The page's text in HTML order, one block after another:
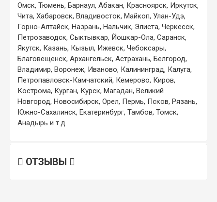
Омск, Тюмень, Барнаул, Абакан, Красноярск, Иркутск,
Чита, Хабаровск, Владивосток, Майкоп, Улан-Удэ,
Горно-Алтайск, Назрань, Нальчик, Элиста, Черкесск,
Петрозаводск, Сыктывкар, Йошкар-Ола, Саранск,
Якутск, Казань, Кызыл, Ижевск, Чебоксары,
Благовещенск, Архангельск, Астрахань, Белгород,
Владимир, Воронеж, Иваново, Калининград, Калуга,
Петропавловск-Камчатский, Кемерово, Киров,
Кострома, Курган, Курск, Магадан, Великий
Новгород, Новосибирск, Орел, Пермь, Псков, Рязань,
Южно-Сахалинск, Екатеринбург, Тамбов, Томск,
Анадырь и т.д.
ОТЗЫВЫ